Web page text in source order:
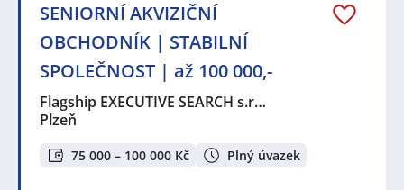
SENIORNÍ AKVIZIČNÍ
OBCHODNÍK | STABILNÍ
SPOLEČNOST | až 100 000,-
Flagship EXECUTIVE SEARCH s.r…
Plzeň
75 000 – 100 000 Kč Plný úvazek